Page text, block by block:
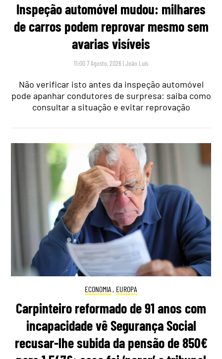
Inspeção automóvel mudou: milhares
de carros podem reprovar mesmo sem
avarias visíveis
11:00 7 Agosto, 2026 |João Luís
Não verificar isto antes da inspeção automóvel
pode apanhar condutores de surpresa: saiba como
consultar a situação e evitar reprovação
ECONOMIA , EUROPA
Carpinteiro reformado de 91 anos com
incapacidade vê Segurança Social
recusar-lhe subida da pensão de 850€